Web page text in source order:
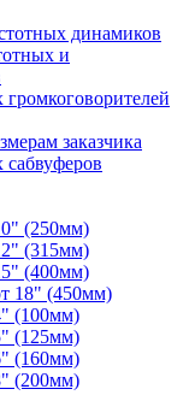
динамиков
и
заказчика
(250мм)
(315мм)
(400мм)
18" (450мм)
(100мм)
(125мм)
(160мм)
(200мм)